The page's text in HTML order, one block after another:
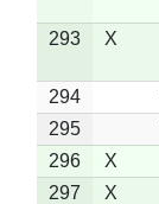
293 X
294
295
296
X
297
X